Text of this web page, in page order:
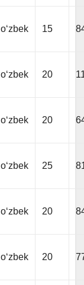
oʻzbek 15
oʻzbek 20
oʻzbek 20
oʻzbek 25
oʻzbek 20
oʻzbek 20